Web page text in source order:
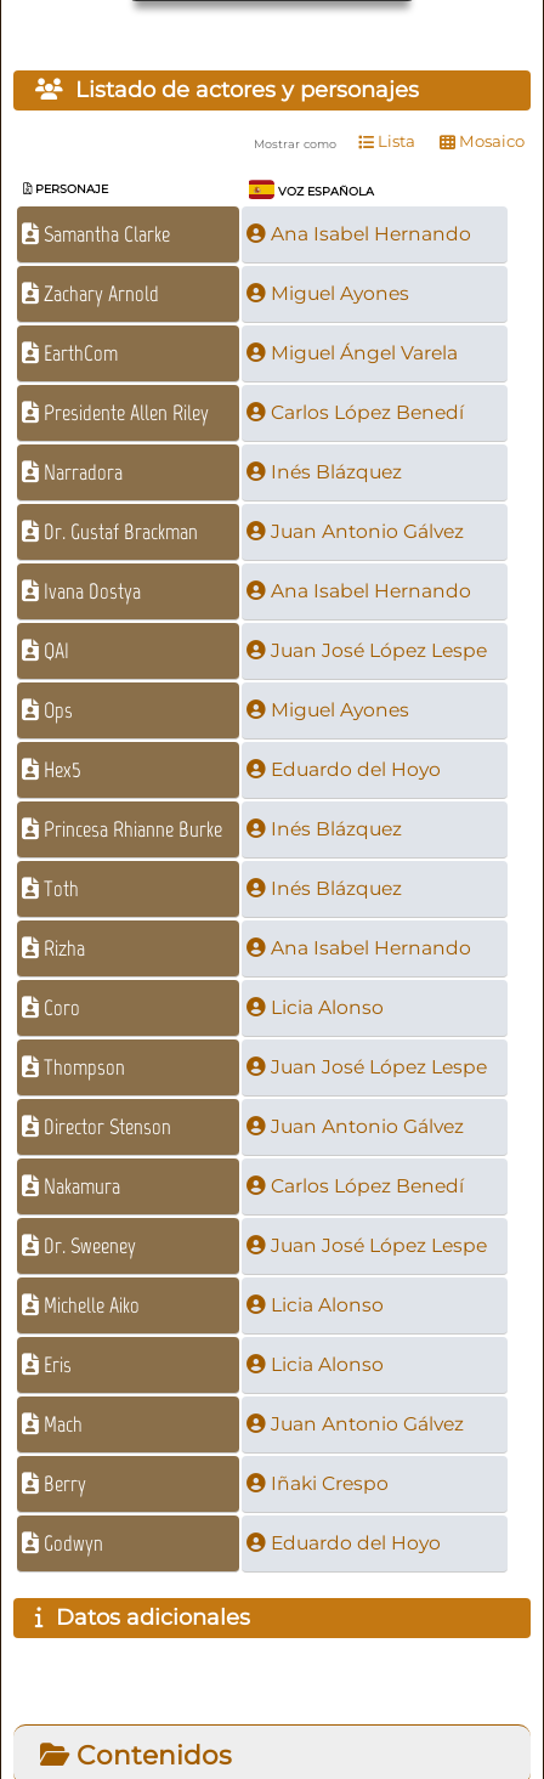
Listado de actores y personajes
Mostrar como Lista Mosaico
PERSONAJE VOZ ESPAÑOLA
Samantha Clarke Ana Isabel Hernando
Zachary Arnold Miguel Ayones
EarthCom Miguel Ángel Varela
Presidente Allen Riley Carlos López Benedí
Narradora Inés Blázquez
Dr. Gustaf Brackman Juan Antonio Gálvez
Ivana Dostya Ana Isabel Hernando
QAI Juan José López Lespe
Ops Miguel Ayones
Hex5 Eduardo del Hoyo
Princesa Rhianne Burke Inés Blázquez
Toth Inés Blázquez
Rizha Ana Isabel Hernando
Coro Licia Alonso
Thompson Juan José López Lespe
Director Stenson Juan Antonio Gálvez
Nakamura Carlos López Benedí
Dr. Sweeney Juan José López Lespe
Michelle Aiko Licia Alonso
Eris Licia Alonso
Mach Juan Antonio Gálvez
Berry Iñaki Crespo
Godwyn Eduardo del Hoyo
Datos adicionales
Contenidos